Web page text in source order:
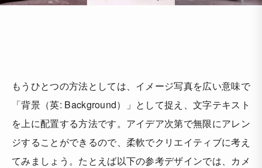
もうひとつの方法としては、イメージ写真を広い意味で
「背景（英: Background）」として捉え、文字テキスト
を上に配置する方法です。アイデア次第で無限にアレン
ジすることができるので、柔軟でクリエイティブに考え
てみましょう。たとえば以下の参考デザインでは、カメ